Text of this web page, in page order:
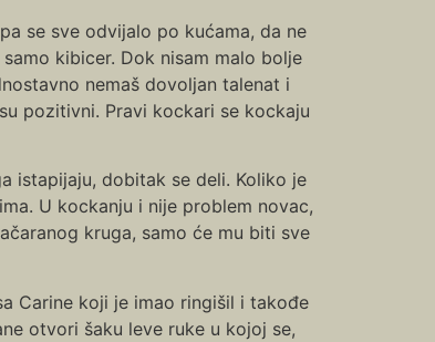
se sve odvijalo po kućama, da ne
kibicer. Dok nisam malo bolje
nemaš dovoljan talenat i
pozitivni. Pravi kockari se kockaju
istapijaju, dobitak se deli. Koliko je
U kockanju i nije problem novac,
kruga, samo će mu biti sve
Carine koji je imao ringišil i takođe
otvori šaku leve ruke u kojoj se,